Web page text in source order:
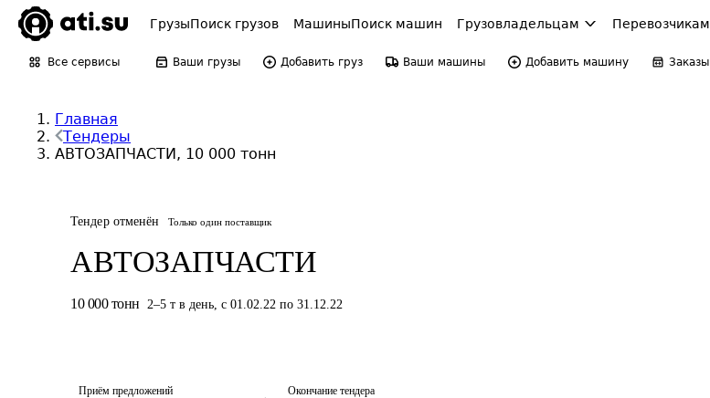
ГрузыПоиск грузов МашиныПоиск машин Грузовладельцам Перевозчикам
Все сервисы Ваши грузы Добавить груз Ваши машины Добавить машину Заказы
Главная
Тендеры
АВТОЗАПЧАСТИ, 10 000 тонн
Тендер отменён Только один поставщик
АВТОЗАПЧАСТИ
10 000 тонн 2–5 т в день, с 01.02.22 по 31.12.22
Приём предложений
Окончание тендера